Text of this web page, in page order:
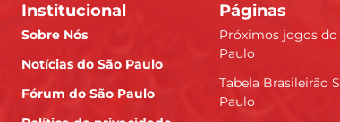
Institucional
Sobre Nós
Notícias do São Paulo
Fórum do São Paulo
Páginas
Próximos jogos do
Paulo
Tabela Brasileirão
Paulo